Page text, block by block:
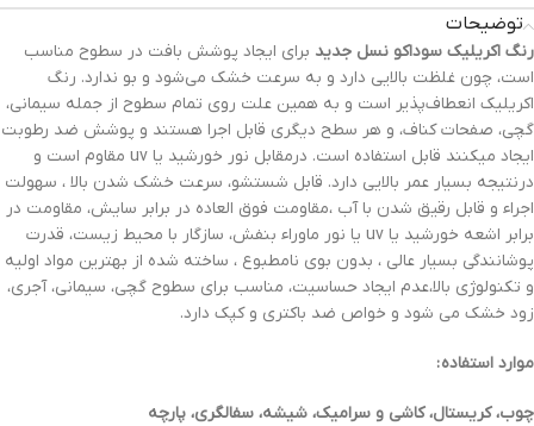
توضیحات
رنگ‌ اکریلیک سوداکو نسل جدید برای ایجاد پوشش بافت در سطوح مناسب
است، چون غلظت بالایی دارد و به سرعت خشک می‌شود و بو ندارد. رنگ
اکریلیک انعطاف‌پذیر است و به همین علت روی تمام سطوح از جمله سیمانی،
گچی، صفحات کناف، و هر سطح دیگری قابل اجرا هستند و پوشش ضد رطوبت
ایجاد میکنند قابل استفاده است. درمقابل نور خورشید یا uv مقاوم است و
درنتیجه بسیار عمر بالایی دارد. قابل شستشو، سرعت خشک شدن بالا ، سهولت
اجراء و قابل رقیق شدن با آب ،مقاومت فوق العاده در برابر سایش، مقاومت در
برابر اشعه خورشید یا uv یا نور ماوراء بنفش، سازگار با محیط زیست، قدرت
پوشانندگی بسیار عالی ، بدون بوی نامطبوع ، ساخته شده از بهترین مواد اولیه
و تکنولوژی بالا،عدم ایجاد حساسیت، مناسب برای سطوح گچی، سیمانی، آجری،
زود خشک می شود و خواص ضد باکتری و کپک دارد.
موارد استفاده :
چوب، کریستال، کاشی و سرامیک، شیشه، سفالگری، پارچه